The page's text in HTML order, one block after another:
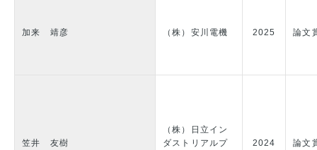
加来 靖彦 （株）安川電機 2025 論文
笠井 友樹
（株）日立イン
ダストリアルプ
2024 論文